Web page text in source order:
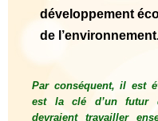
développement
de
Par conséquent, il est
est la clé d’un futur
devraient travailler